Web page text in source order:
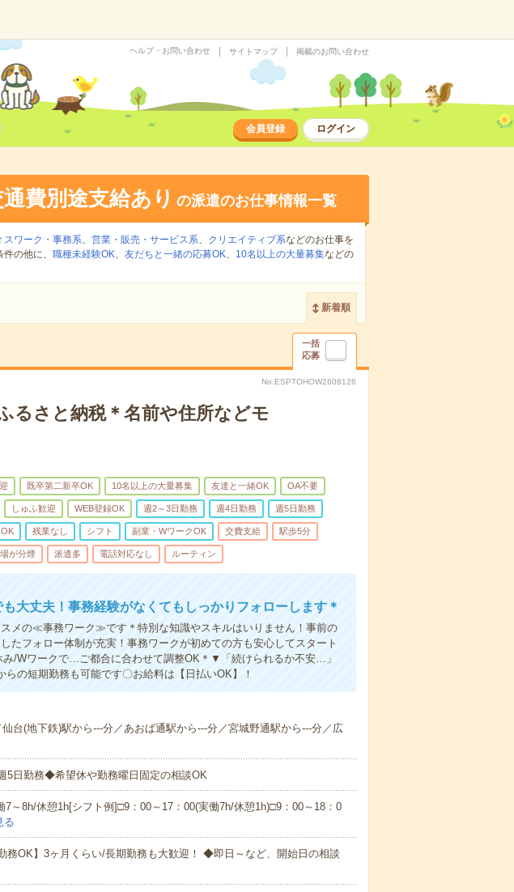
ヘルプ・お問い合わせ サイトマップ 掲載のお問い合わせ
会員登録 ログイン
費別途支給あり の派遣のお仕事情報一覧
スワーク・事務系、 営業・販売・サービス系、 クリエイティブ系などのお仕事を
の他に、 職種未経験OK、 友だちと一緒の応募OK、 10名以上の大量募集などの
新着順
一括
応募
No.ESPTOHOW2608126
るさと納税＊名前や住所などモ
既卒第二新卒OK 10名以上の大量募集 友達と一緒OK OA不要
しゅふ歓迎 WEB登録OK 週2～3日勤務 週4日勤務 週5日勤務
残業なし シフト 副業・WワークOK 交費支給 駅歩5分
が分煙 派遣多 電話対応なし ルーティン
大丈夫！事務経験がなくてもしっかりフォローします＊
メの≪事務ワーク≫です＊特別な知識やスキルはいりません！事前の
たフォロー体制が充実！事務ワークが初めての方も安心してスタート
/Wワークで…ご都合に合わせて調整OK＊▼「続けられるか不安…」
の短期勤務も可能です〇お給料は【日払いOK】！
台(地下鉄)駅から---分／あおば通駅から---分／宮城野通駅から---分／広
5日勤務◆希望休や勤務曜日固定の相談OK
7～8h/休憩1h[シフト例]□9：00～17：00(実働7h/休憩1h)□9：00～18：0
る
務OK】3ヶ月くらい/長期勤務も大歓迎！ ◆即日～など、開始日の相談